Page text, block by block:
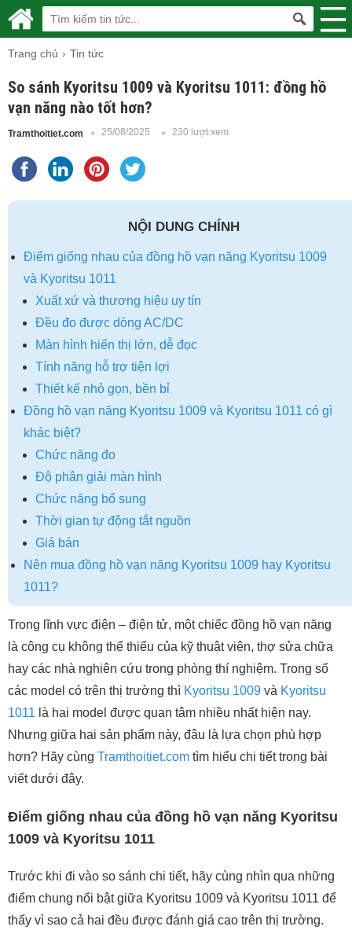
Trang chủ Tin tức
So sánh Kyoritsu 1009 và Kyoritsu 1011: đồng hồ
vạn năng nào tốt hơn?
Tramthoitiet.com 25/08/2025 230 lượt xem
NỘI DUNG CHÍNH
Điểm giống nhau của đồng hồ vạn năng Kyoritsu 1009
và Kyoritsu 1011
Xuất xứ và thương hiệu uy tín
Đều đo được dòng AC/DC
Màn hình hiển thị lớn, dễ đọc
Tính năng hỗ trợ tiện lợi
Thiết kế nhỏ gọn, bền bỉ
Đồng hồ vạn năng Kyoritsu 1009 và Kyoritsu 1011 có gì
khác biệt?
Chức năng đo
Độ phân giải màn hình
Chức năng bổ sung
Thời gian tự động tắt nguồn
Giá bán
Nên mua đồng hồ vạn năng Kyoritsu 1009 hay Kyoritsu
1011?
Trong lĩnh vực điện – điện tử, một chiếc đồng hồ vạn năng
là công cụ không thể thiếu của kỹ thuật viên, thợ sửa chữa
hay các nhà nghiên cứu trong phòng thí nghiệm. Trong số
các model có trên thị trường thì Kyoritsu 1009 và Kyoritsu
1011 là hai model được quan tâm nhiều nhất hiện nay.
Nhưng giữa hai sản phẩm này, đâu là lựa chọn phù hợp
hơn? Hãy cùng Tramthoitiet.com tìm hiểu chi tiết trong bài
viết dưới đây.
Điểm giống nhau của đồng hồ vạn năng Kyoritsu
1009 và Kyoritsu 1011
Trước khi đi vào so sánh chi tiết, hãy cùng nhìn qua những
điểm chung nổi bật giữa Kyoritsu 1009 và Kyoritsu 1011 để
thấy vì sao cả hai đều được đánh giá cao trên thị trường.